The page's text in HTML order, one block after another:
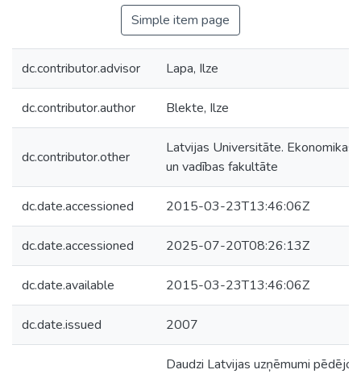
Simple item page
dc.contributor.advisor Lapa, Ilze
dc.contributor.author Blekte, Ilze
dc.contributor.other
Latvijas Universitāte. Ekonomikas
un vadības fakultāte
dc.date.accessioned 2015-03-23T13:46:06Z
dc.date.accessioned 2025-07-20T08:26:13Z
dc.date.available 2015-03-23T13:46:06Z
dc.date.issued 2007
Daudzi Latvijas uzņēmumi pēdējo